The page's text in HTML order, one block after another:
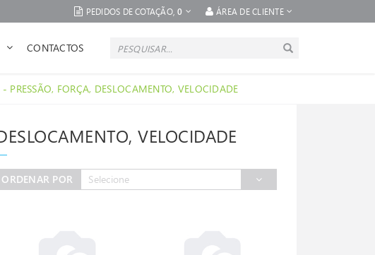
PEDIDOS DE COTAÇÃO,0 ÁREA DE CLIENTE
CONTACTOS
- PRESSÃO, FORÇA, DESLOCAMENTO, VELOCIDADE
VELOCIDADE
ORDENAR POR Selecione